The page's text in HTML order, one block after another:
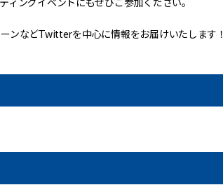
ンなどTwitterを中心に情報をお届けいたします！